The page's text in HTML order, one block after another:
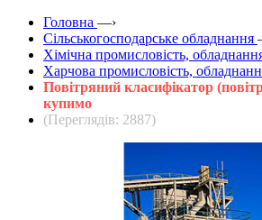
Головна —›
Сільськогосподарське обладнання
Хімічна промисловість,
Харчова промисловість,
Повітряний класифікатор
купимо
(Переглядів: 2887)